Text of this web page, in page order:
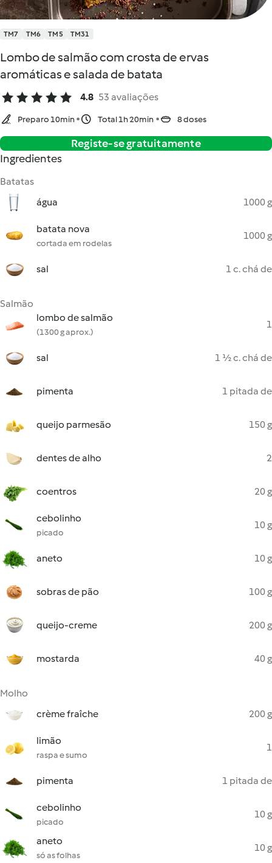
TM7 TM6 TM5 TM31
Lombo de salmão com crosta de ervas
aromáticas e salada de batata
4.8 53 avaliações
Preparo 10min Total 1h 20min 8 doses
Registe-se gratuitamente
Ingredientes
Batatas
água
1000 g
batata nova
cortada em rodelas
1000 g
sal 1 c. chá de
Salmão
lombo de salmão
(1300 g aprox.)
1
sal 1 ½ c. chá de
pimenta 1 pitada de
queijo parmesão 150 g
dentes de alho 2
coentros 20 g
cebolinho
picado
10 g
aneto 10 g
sobras de pão 100 g
queijo-creme 200 g
mostarda 40 g
Molho
crème fraîche
200 g
limão
raspa e sumo
1
pimenta 1 pitada de
cebolinho
picado
10 g
aneto
só as folhas
10 g